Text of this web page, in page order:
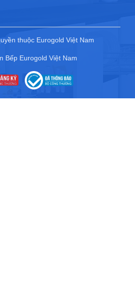
thuộc Eurogold Việt Nam
Bếp Eurogold Việt Nam